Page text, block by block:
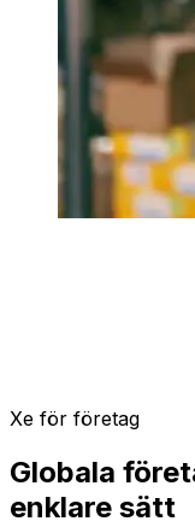
Xe för företag
Globala
enklare sätt